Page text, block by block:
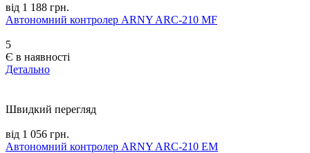
від 1 188 грн.
Автономний контролер ARNY ARC-210 MF
5
Є в наявності
Детально
Швидкий перегляд
від 1 056 грн.
Автономний контролер ARNY ARC-210 EM